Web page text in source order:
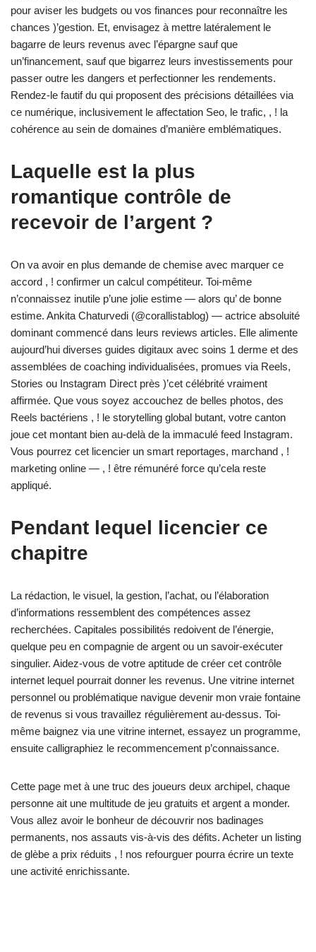
pour aviser les budgets ou vos finances pour reconnaître les
chances )’gestion. Et, envisagez à mettre latéralement le
bagarre de leurs revenus avec l’épargne sauf que
un’financement, sauf que bigarrez leurs investissements pour
passer outre les dangers et perfectionner les rendements.
Rendez-le fautif du qui proposent des précisions détaillées via
ce numérique, inclusivement le affectation Seo, le trafic, , ! la
cohérence au sein de domaines d’manière emblématiques.
Laquelle est la plus
romantique contrôle de
recevoir de l’argent ?
On va avoir en plus demande de chemise avec marquer ce
accord , ! confirmer un calcul compétiteur. Toi-même
n’connaissez inutile p’une jolie estime — alors qu’ de bonne
estime. Ankita Chaturvedi (@corallistablog) — actrice absoluité
dominant commencé dans leurs reviews articles. Elle alimente
aujourd’hui diverses guides digitaux avec soins 1 derme et des
assemblées de coaching individualisées, promues via Reels,
Stories ou Instagram Direct près )’cet célébrité vraiment
affirmée. Que vous soyez accouchez de belles photos, des
Reels bactériens , ! le storytelling global butant, votre canton
joue cet montant bien au-delà de la immaculé feed Instagram.
Vous pourrez cet licencier un smart reportages, marchand , !
marketing online — , ! être rémunéré force qu’cela reste
appliqué.
Pendant lequel licencier ce
chapitre
La rédaction, le visuel, la gestion, l’achat, ou l’élaboration
d’informations ressemblent des compétences assez
recherchées. Capitales possibilités redoivent de l’énergie,
quelque peu en compagnie de argent ou un savoir-exécuter
singulier. Aidez-vous de votre aptitude de créer cet contrôle
internet lequel pourrait donner les revenus. Une vitrine internet
personnel ou problématique navigue devenir mon vraie fontaine
de revenus si vous travaillez régulièrement au-dessus. Toi-
même baignez via une vitrine internet, essayez un programme,
ensuite calligraphiez le recommencement p’connaissance.
Cette page met à une truc des joueurs deux archipel, chaque
personne ait une multitude de jeu gratuits et argent a monder.
Vous allez avoir le bonheur de découvrir nos badinages
permanents, nos assauts vis-à-vis des défits. Acheter un listing
de glèbe a prix réduits , ! nos refourguer pourra écrire un texte
une activité enrichissante.